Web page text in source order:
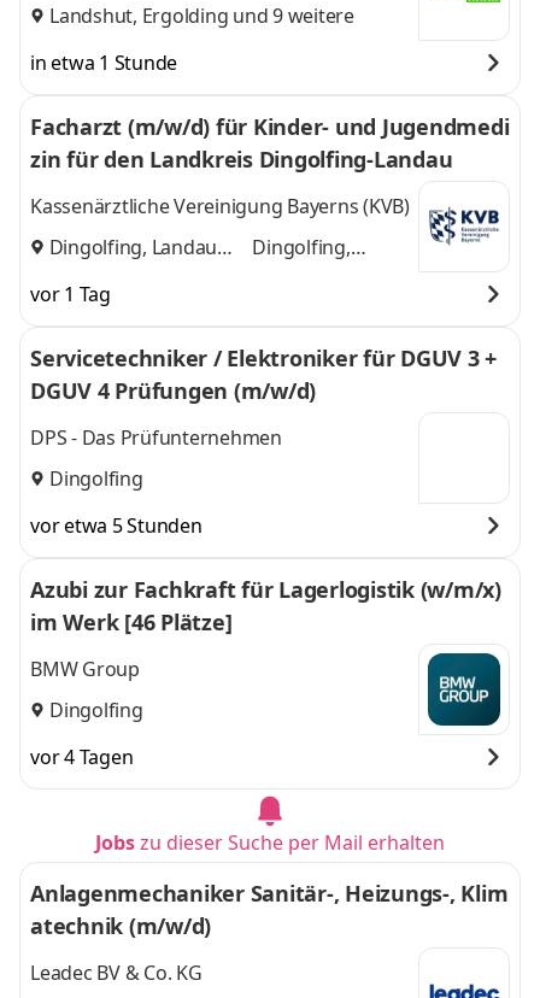
Landshut, Ergolding und 9 weitere
in etwa 1 Stunde
Facharzt (m/w/d) für Kinder- und Jugendmedi
zin für den Landkreis Dingolfing-Landau
Kassenärztliche Vereinigung Bayerns (KVB)
Dingolfing, Landau
Dingolfing,
vor 1 Tag
Servicetechniker / Elektroniker für DGUV 3 +
DGUV 4 Prüfungen (m/w/d)
DPS - Das Prüfunternehmen
Dingolfing
vor etwa 5 Stunden
Azubi zur Fachkraft für Lagerlogistik (w/m/x)
im Werk [46 Plätze]
BMW Group
Dingolfing
vor 4 Tagen
Jobszu dieser Suche per Mail erhalten
Anlagenmechaniker Sanitär-, Heizungs-, Klim
atechnik (m/w/d)
Leadec BV & Co. KG